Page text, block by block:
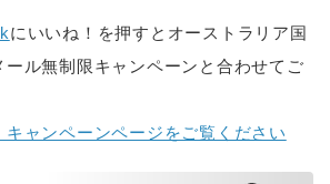
にいいね！を押すとオーストラリア国
ール無制限キャンペーンと合わせてご
ャンペーンページをご覧ください